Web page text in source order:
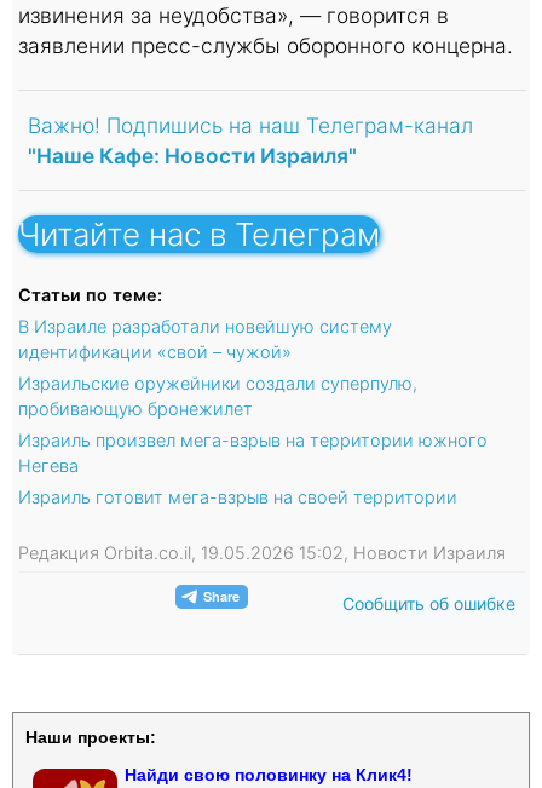
извинения за неудобства», — говорится в
заявлении пресс-службы оборонного концерна.
Важно! Подпишись на наш Телеграм-канал
"Наше Кафе: Новости Израиля"
Читайте нас в Телеграм
Статьи по теме:
В Израиле разработали новейшую систему
идентификации «свой – чужой»
Израильские оружейники создали суперпулю,
пробивающую бронежилет
Израиль произвел мега-взрыв на территории южного
Негева
Израиль готовит мега-взрыв на своей территории
Редакция Orbita.co.il, 19.05.2026 15:02, Новости Израиля
Сообщить об ошибке
Наши проекты:
Найди свою половинку на Клик4!